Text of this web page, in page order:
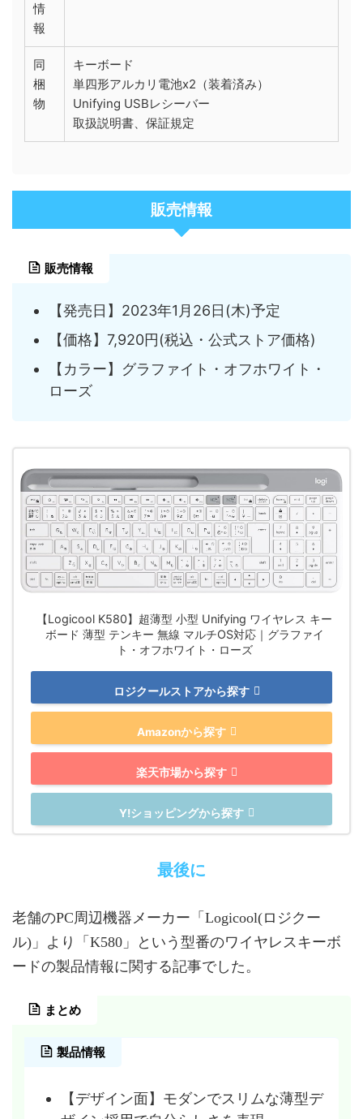
情
報
同
梱
物
キーボード
単四形アルカリ電池x2（装着済み）
Unifying USBレシーバー
取扱説明書、保証規定
販売情報
販売情報
【発売日】2023年1月26日(木)予定
【価格】7,920円(税込・公式ストア価格)
【カラー】グラファイト・オフホワイト・
ローズ
【Logicool K580】超薄型 小型 Unifying ワイヤレス キー
ボード 薄型 テンキー 無線 マルチOS対応｜グラファイ
ト・オフホワイト・ローズ
ロジクールストアから探す
Amazonから探す
楽天市場から探す
Y!ショッピングから探す
最後に
老舗のPC周辺機器メーカー「Logicool(ロジクー
ル)」より「K580」という型番のワイヤレスキーボ
ードの製品情報に関する記事でした。
まとめ
製品情報
【デザイン面】モダンでスリムな薄型デ